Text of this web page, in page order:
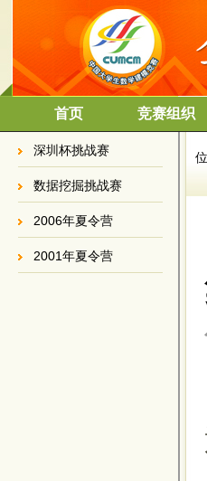
首页 竞赛组织
深圳杯挑战赛
数据挖掘挑战赛
2006年夏令营
2001年夏令营